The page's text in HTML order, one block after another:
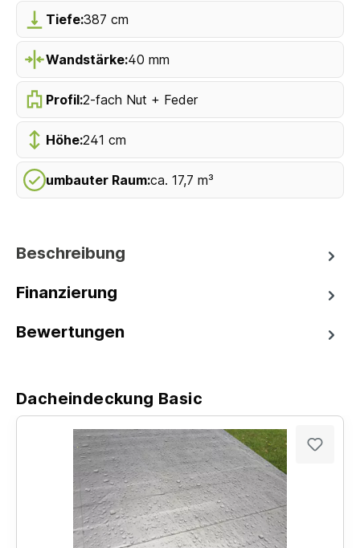
Tiefe:387 cm
Wandstärke:40 mm
Profil:2-fach Nut + Feder
Höhe:241 cm
umbauter Raum:ca. 17,7 m³
Beschreibung
Finanzierung
Bewertungen
Dacheindeckung Basic